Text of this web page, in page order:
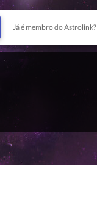
Já é membro do Astrolink?